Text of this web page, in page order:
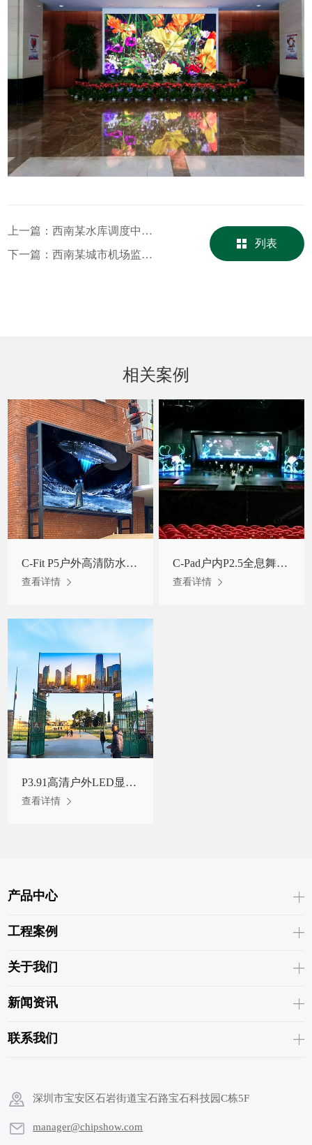
上一篇：西南某水库调度中心室内P1.5小间距LED显示屏
下一篇：西南某城市机场监控中心P1.58小间距室内屏
列表
相关案例
C-Fit P5户外高清防水自散热LED显示屏罗马尼亚项目
查看详情
C-Pad户内P2.5全息舞台屏云南某地项目
查看详情
P3.91高清户外LED显示屏租赁屏意大利某公园门口项目
查看详情
产品中心
工程案例
关于我们
新闻资讯
联系我们
深圳市宝安区石岩街道宝石路宝石科技园C栋5F
manager@chipshow.com